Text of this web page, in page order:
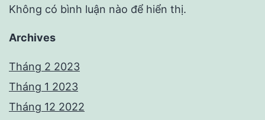
Không có bình luận nào để hiển thị.
Archives
Tháng 2 2023
Tháng 1 2023
Tháng 12 2022